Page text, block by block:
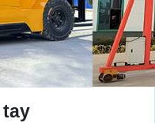
tay